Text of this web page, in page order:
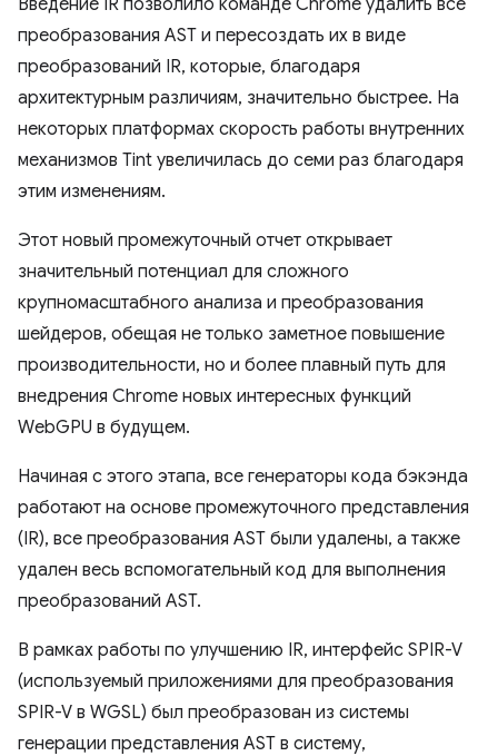
Введение IR позволило команде Chrome удалить все
преобразования AST и пересоздать их в виде
преобразований IR, которые, благодаря
архитектурным различиям, значительно быстрее. На
некоторых платформах скорость работы внутренних
механизмов Tint увеличилась до семи раз благодаря
этим изменениям.
Этот новый промежуточный отчет открывает
значительный потенциал для сложного
крупномасштабного анализа и преобразования
шейдеров, обещая не только заметное повышение
производительности, но и более плавный путь для
внедрения Chrome новых интересных функций
WebGPU в будущем.
Начиная с этого этапа, все генераторы кода бэкэнда
работают на основе промежуточного представления
(IR), все преобразования AST были удалены, а также
удален весь вспомогательный код для выполнения
преобразований AST.
В рамках работы по улучшению IR, интерфейс SPIR-V
(используемый приложениями для преобразования
SPIR-V в WGSL) был преобразован из системы
генерации представления AST в систему,